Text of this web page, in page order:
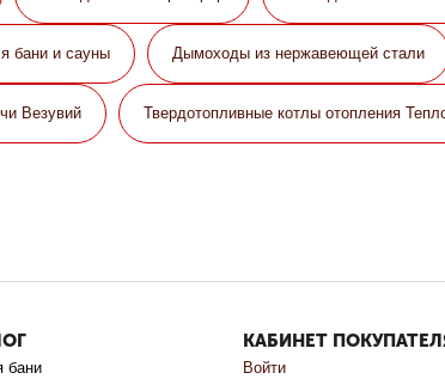
бани и сауны Дымоходы из нержавеющей стали
Везувий Твердотопливные котлы отопления
бани
КАБИНЕТ
Войти